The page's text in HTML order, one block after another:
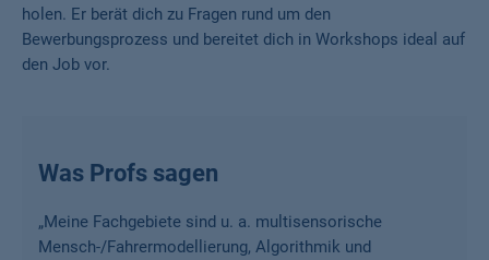
holen. Er berät dich zu Fragen rund um den
Bewerbungsprozess und bereitet dich in Workshops ideal auf
den Job vor.
Was Profs sagen
„Meine Fachgebiete sind u. a. multisensorische
Mensch-/Fahrermodellierung, Algorithmik und